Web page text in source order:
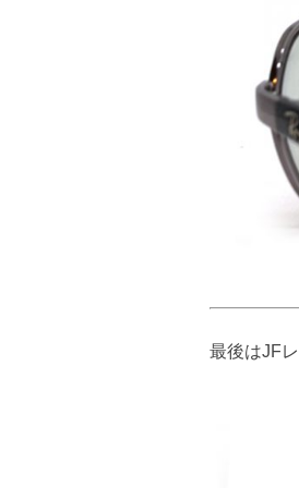
最後はJF